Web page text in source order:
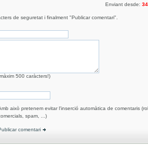
Enviant desde:
de seguretat i finalment "Publicar comentari".
500 caràcters!)
això pretenem evitar l'inserció automàtica de comentaris
spam, ...)
comentari